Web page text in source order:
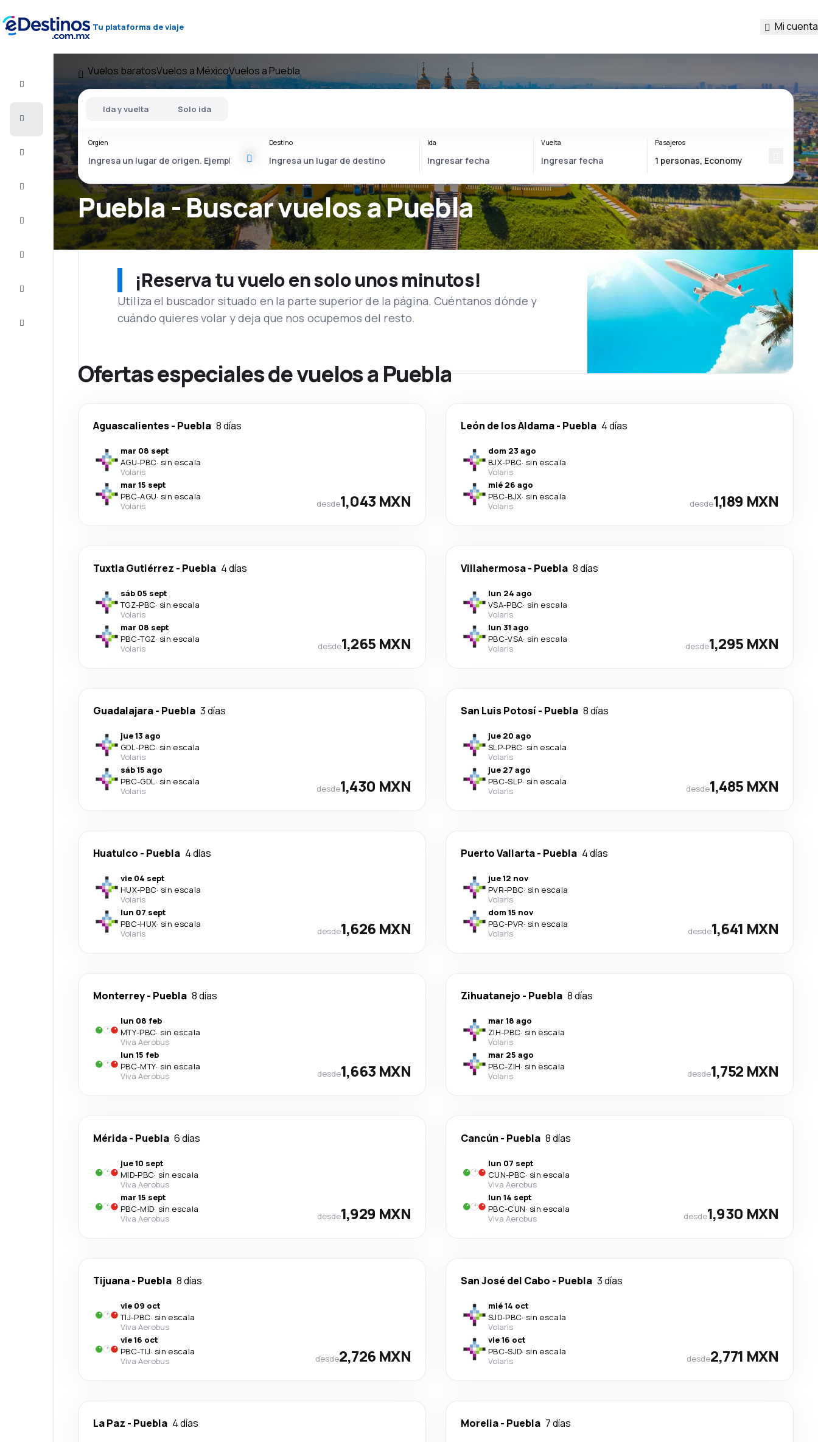
Tu plataforma de viaje Mi cuenta
Vuelo+Hotel
baratos
Ofertas
Completa
Vuelos baratosVuelos a MéxicoVuelos a Puebla
Puebla - Buscar vuelos a Puebla
Ida y vuelta Solo ida
Orgien Destino Ida Vuelta Pasajeros
¡Reserva tu vuelo en solo unos minutos!
Utiliza el buscador situado en la parte superior de la página. Cuéntanos dónde y
cuándo quieres volar y deja que nos ocupemos del resto.
Ofertas especiales de vuelos a Puebla
Aguascalientes- Puebla 8 días
mar 08 sept
AGU-PBC· sin escala
Volaris
mar 15 sept
PBC-AGU· sin escala
Volaris
desde1,043 MXN
León de los Aldama- Puebla 4 días
dom 23 ago
BJX-PBC· sin escala
Volaris
mié 26 ago
PBC-BJX· sin escala
Volaris
desde1,189 MXN
Tuxtla Gutiérrez - Puebla 4 días
sáb 05 sept
TGZ-PBC· sin escala
Volaris
mar 08 sept
PBC-TGZ· sin escala
Volaris
desde1,265 MXN
Villahermosa- Puebla 8 días
lun 24 ago
VSA-PBC· sin escala
Volaris
lun 31 ago
PBC-VSA· sin escala
Volaris
desde1,295 MXN
Guadalajara- Puebla 3 días
jue 13 ago
GDL-PBC· sin escala
Volaris
sáb 15 ago
PBC-GDL· sin escala
Volaris
desde1,430 MXN
San Luis Potosí- Puebla 8 días
jue 20 ago
SLP-PBC· sin escala
Volaris
jue 27 ago
PBC-SLP· sin escala
Volaris
desde1,485 MXN
Huatulco - Puebla 4 días
vie 04 sept
HUX-PBC· sin escala
Volaris
lun 07 sept
PBC-HUX· sin escala
Volaris
desde1,626 MXN
Puerto Vallarta- Puebla 4 días
jue 12 nov
PVR-PBC· sin escala
Volaris
dom 15 nov
PBC-PVR· sin escala
Volaris
desde1,641 MXN
Monterrey- Puebla 8 días
lun 08 feb
MTY-PBC· sin escala
Viva Aerobus
lun 15 feb
PBC-MTY· sin escala
Viva Aerobus
desde1,663 MXN
Zihuatanejo - Puebla 8 días
mar 18 ago
ZIH-PBC· sin escala
Volaris
mar 25 ago
PBC-ZIH· sin escala
Volaris
desde1,752 MXN
Mérida- Puebla 6 días
jue 10 sept
MID-PBC· sin escala
Viva Aerobus
mar 15 sept
PBC-MID· sin escala
Viva Aerobus
desde1,929 MXN
Cancún - Puebla 8 días
lun 07 sept
CUN-PBC· sin escala
Viva Aerobus
lun 14 sept
PBC-CUN· sin escala
Viva Aerobus
desde1,930 MXN
Tijuana- Puebla 8 días
vie 09 oct
TIJ-PBC· sin escala
Viva Aerobus
vie 16 oct
PBC-TIJ· sin escala
Viva Aerobus
desde2,726 MXN
San José del Cabo - Puebla 3 días
mié 14 oct
SJD-PBC· sin escala
Volaris
vie 16 oct
PBC-SJD· sin escala
Volaris
desde2,771 MXN
La Paz - Puebla 4 días Morelia- Puebla 7 días